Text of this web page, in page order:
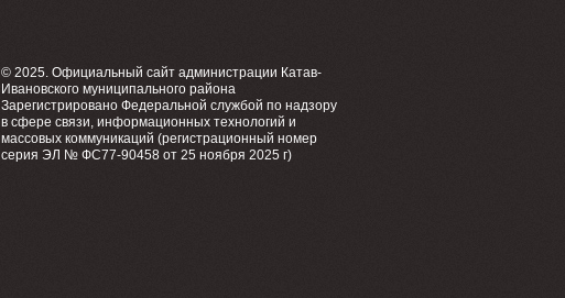
© 2025. Официальный сайт администрации Катав-
Ивановского муниципального района
Зарегистрировано Федеральной службой по надзору
в сфере связи, информационных технологий и
массовых коммуникаций (регистрационный номер
серия ЭЛ № ФС77-90458 от 25 ноября 2025 г)